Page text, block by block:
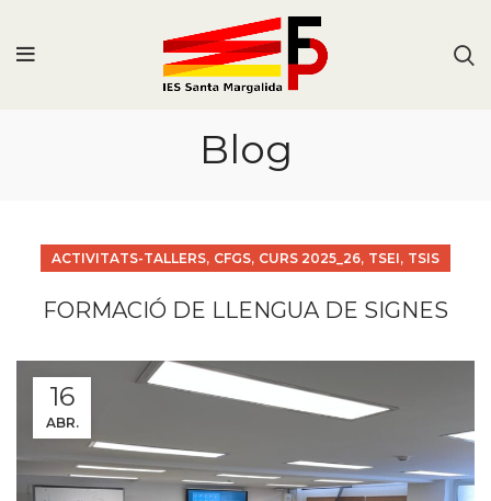
Blog
ACTIVITATS-TALLERS, CFGS, CURS 2025_26, TSEI, TSIS
FORMACIÓ DE LLENGUA DE SIGNES
16
ABR.